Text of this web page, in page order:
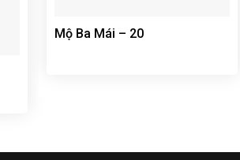
Mộ Ba Mái – 20